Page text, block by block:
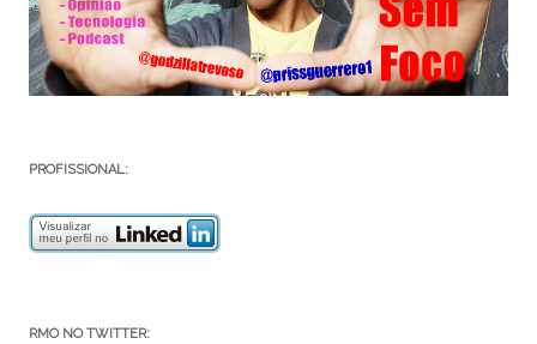
PROFISSIONAL:
RMO NO TWITTER: